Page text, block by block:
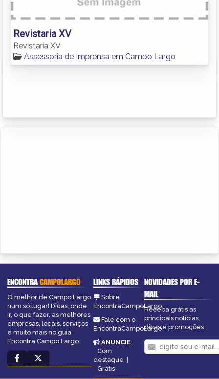
Revistaria XV
Revistaria XV
Assessoria de Imprensa em Campo Largo
ENCONTRACAMPOLARGO
O melhor de Campo Largo
num só lugar! Dicas, onde
ir, o que fazer, as melhores
empresas, locais, serviços
e muito mais no guia
Encontra Campo Largo.
LINKS RÁPIDOS
Sobre
EncontraCampoLargo
Fale com o
EncontraCampoLargo
ANUNCIE:
Com
destaque |
Grátis
NOVIDADES POR E-
MAIL
Receba grátis as
principais notícias,
dicas e promoções